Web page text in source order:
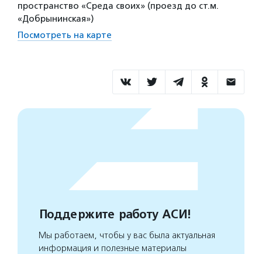
пространство «Среда своих» (проезд до ст.м.
«Добрынинская»)
Посмотреть на карте
Поддержите работу АСИ!
Мы работаем, чтобы у вас была актуальная
информация и полезные материалы